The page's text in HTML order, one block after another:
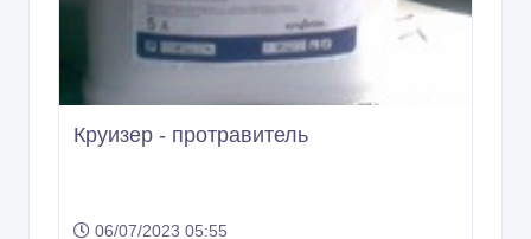
Круизер - протравитель
06/07/2023 05:55